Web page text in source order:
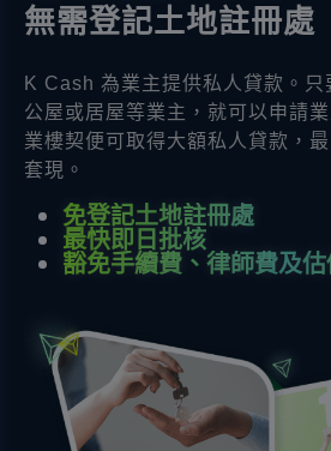
無需登記土地註冊處
K Cash 為業主提供私人貸款。只
公屋或居屋等業主，就可以申請
業樓契便可取得大額私人貸款，
套現。
免登記土地註冊處
最快即日批核
豁免手續費、律師費及